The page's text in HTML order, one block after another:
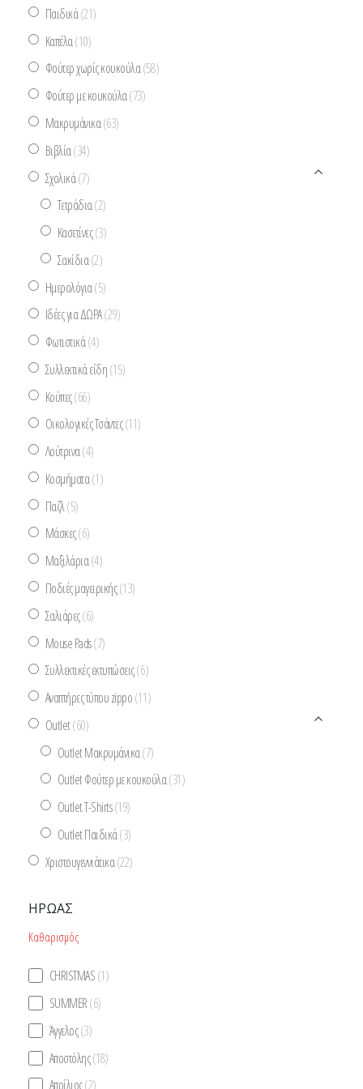
Παιδικά(21)
Καπέλα(10)
Φούτερ χωρίς κουκούλα(58)
Φούτερ με κουκούλα(73)
Μακρυμάνικα(63)
Βιβλία(34)
Σχολικά(7)
Τετράδια(2)
Κασετίνες(3)
Σακίδια(2)
Ημερολόγια(5)
Ιδέες για ΔΩΡΑ(29)
Φωτιστικά(4)
Συλλεκτικά είδη(15)
Κούπες(66)
Οικολογικές Τσάντες(11)
Λούτρινα(4)
Κοσμήματα(1)
Παζλ(5)
Μάσκες(6)
Μαξιλάρια(4)
Ποδιές μαγειρικής(13)
Σαλιάρες(6)
Mouse Pads(7)
Συλλεκτικές εκτυπώσεις(6)
Αναπτήρες τύπου zippo(11)
Outlet(60)
Outlet Μακρυμάνικα(7)
Outlet Φούτερ με κουκούλα(31)
Outlet T-Shirts(19)
Outlet Παιδικά(3)
Χριστουγεννιάτικα(22)
ΉΡΩΑΣ
Καθαρισμός
CHRISTMAS(1)
SUMMER(6)
Άγγελος(3)
Αποστόλης(18)
Απρίλιος(2)